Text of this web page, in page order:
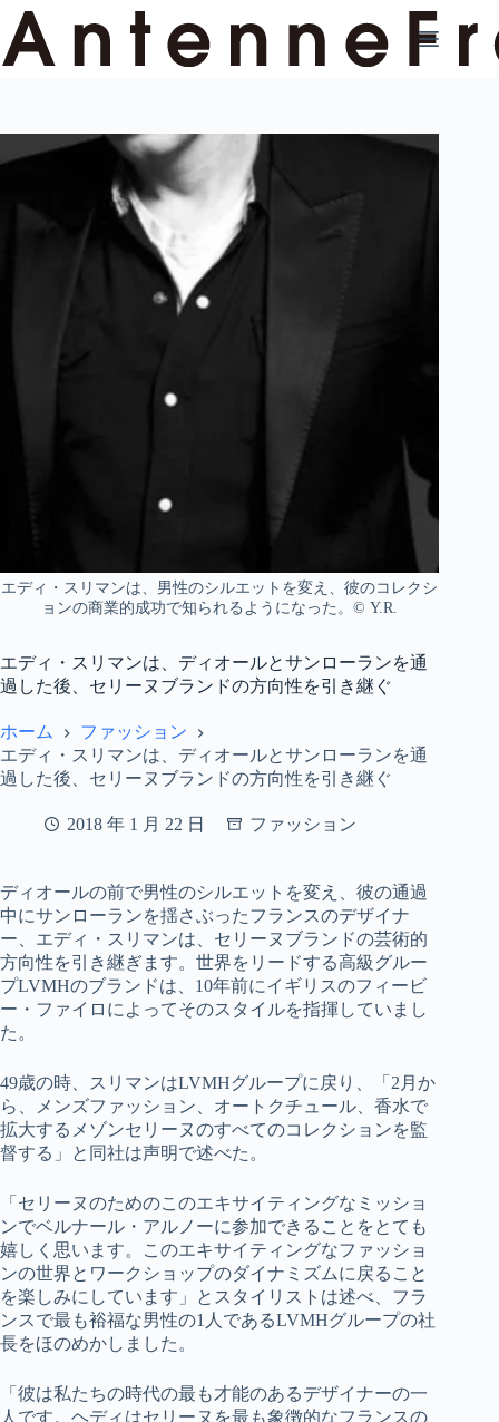
ン
テ
エディ・スリマンは、男性のシルエットを変え、彼のコレクシ
ョンの商業的成功で知られるようになった。© Y.R.
エディ・スリマンは、ディオールとサンローランを通
過した後、セリーヌブランドの方向性を引き継ぐ
ホーム
ファッション
エディ・スリマンは、ディオールとサンローランを通
過した後、セリーヌブランドの方向性を引き継ぐ
2018 年 1 月 22 日 ファッション
ディオールの前で男性のシルエットを変え、彼の通過
中にサンローランを揺さぶったフランスのデザイナ
ー、エディ・スリマンは、セリーヌブランドの芸術的
方向性を引き継ぎます。世界をリードする高級グルー
プLVMHのブランドは、10年前にイギリスのフィービ
ー・ファイロによってそのスタイルを指揮していまし
た。
49歳の時、スリマンはLVMHグループに戻り、「2月か
ら、メンズファッション、オートクチュール、香水で
拡大するメゾンセリーヌのすべてのコレクションを監
督する」と同社は声明で述べた。
「セリーヌのためのこのエキサイティングなミッショ
ンでベルナール・アルノーに参加できることをとても
嬉しく思います。このエキサイティングなファッショ
ンの世界とワークショップのダイナミズムに戻ること
を楽しみにしています」とスタイリストは述べ、フラ
ンスで最も裕福な男性の1人であるLVMHグループの社
長をほのめかしました。
「彼は私たちの時代の最も才能のあるデザイナーの一
人です。ヘディはセリーヌを最も象徴的なフランスの